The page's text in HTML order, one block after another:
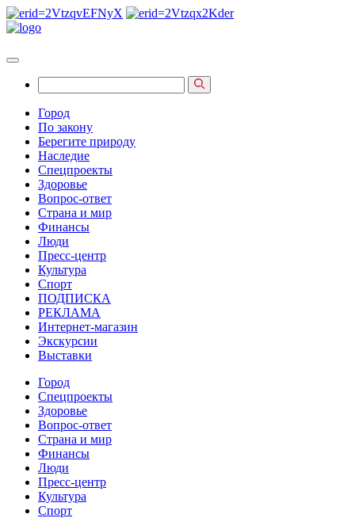
Город
По закону
Берегите природу
Наследие
Спецпроекты
Здоровье
Вопрос-ответ
Страна и мир
Финансы
Люди
Пресс-центр
Культура
Спорт
ПОДПИСКА
РЕКЛАМА
Интернет-магазин
Экскурсии
Выставки
Город
Спецпроекты
Здоровье
Вопрос-ответ
Страна и мир
Финансы
Люди
Пресс-центр
Культура
Спорт